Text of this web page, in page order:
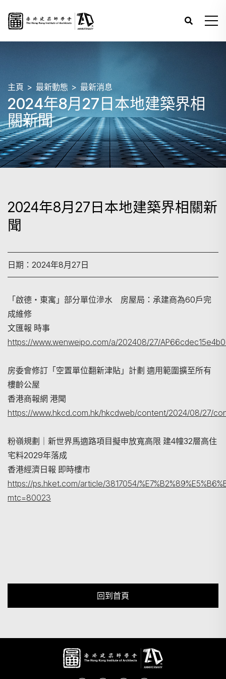
搜尋
主頁 最新動態 最新消息
2024年8月27日本地建築界相
關新聞
2024年8月27日本地建築界相關新
聞
日期：2024年8月27日
「啟德‧東寓」部分單位滲水 房屋局：承建商為60戶完
成維修
文匯報 時事
https://www.wenweipo.com/a/202408/27/
房委會修訂「空置單位翻新津貼」計劃 適用範圍擴至所有
樓齡公屋
香港商報網 港聞
https://www.hkcd.com.hk/hkcdweb/content/2024/08/27/
粉嶺規劃｜新世界馬適路項目擬申放寬高限 建4幢32層高住
宅料2029年落成
香港經濟日報 即時樓市
https://ps.hket.com/article/3817054/
mtc=80023
回到首頁